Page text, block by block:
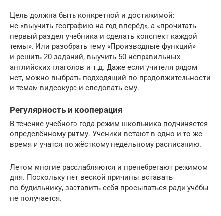
Цель должна быть конкретной и достижимой:
не «выучить географию на год вперёд», а «прочитать
первый раздел учебника и сделать конспект каждой
темы». Или разобрать тему «Производные функций»
и решить 20 заданий, выучить 50 неправильных
английских глаголов и т.д. Даже если учителя рядом
нет, можно выбрать подходящий по продолжительности
и темам видеокурс и следовать ему.
Регулярность и кооперация
В течение учебного года режим школьника подчиняется
определённому ритму. Ученики встают в одно и то же
время и учатся по жёсткому недельному расписанию.
Летом многие расслабляются и пренебрегают режимом
дня. Поскольку нет веской причины вставать
по будильнику, заставить себя просыпаться ради учёбы
не получается.